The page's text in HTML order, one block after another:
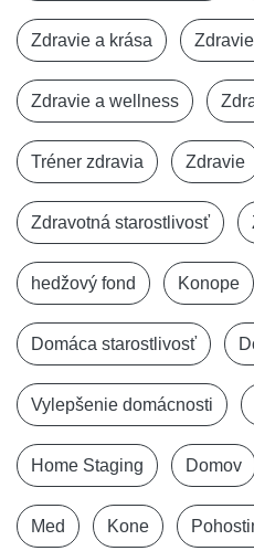
Zdravie a krása
Zdravie a wellness
Tréner zdravia Zdravie
Zdravotná starostlivosť
hedžový fond Konope
Domáca starostlivosť
Vylepšenie domácnosti
Home Staging Domov
Med Kone